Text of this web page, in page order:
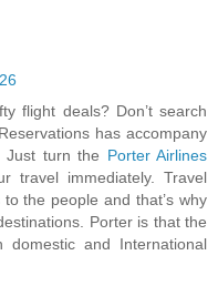
flight deals? Don’t search
has accompany
Just turn the Porter Airlines
travel immediately. Travel
the people and that’s why
Porter is that the
and International